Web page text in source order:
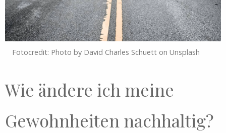
Fotocredit: Photo by David Charles Schuett on Unsplash
Wie ändere ich meine
Gewohnheiten nachhaltig?